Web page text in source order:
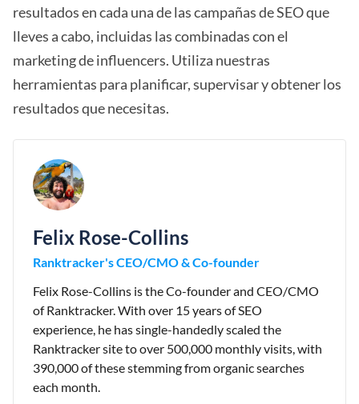
resultados en cada una de las campañas de SEO que
lleves a cabo, incluidas las combinadas con el
marketing de influencers. Utiliza nuestras
herramientas para planificar, supervisar y obtener los
resultados que necesitas.
Felix Rose-Collins
Ranktracker's CEO/CMO & Co-founder
Felix Rose-Collins is the Co-founder and CEO/CMO
of Ranktracker. With over 15 years of SEO
experience, he has single-handedly scaled the
Ranktracker site to over 500,000 monthly visits, with
390,000 of these stemming from organic searches
each month.